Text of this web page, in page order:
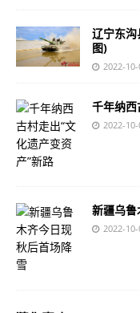
辽宁东
图)
2022-
千年纳西
2022-
新疆乌
2022-